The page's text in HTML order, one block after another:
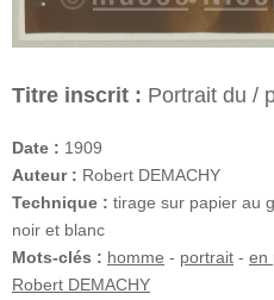
Titre inscrit : Portrait du /
Date : 1909
Auteur : Robert DEMACHY
Technique : tirage sur papier au
noir et blanc
Mots-clés : homme - portrait - en
Robert DEMACHY